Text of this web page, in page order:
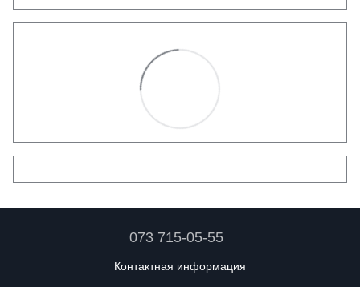
073 715-05-55
Контактная информация